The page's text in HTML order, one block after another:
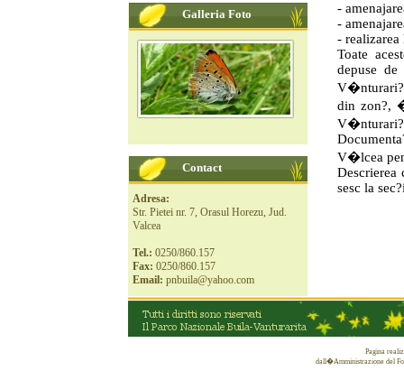
Galleria Foto
Contact
Adresa:
Str. Pietei nr. 7, Orasul Horezu, Jud.
Valcea
Tel.: 0250/860.157
Fax: 0250/860.157
Email: pnbuila@yahoo.com
-
-
-
Toate
depuse
din zon?,
V�lcea
Descrierea
sesc la
Pagina
dall�Amministrazione del